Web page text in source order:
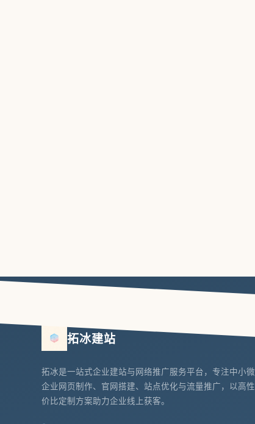
拓冰建站
拓冰是一站式企业建站与网络推广服务平台，专注中小微
企业网页制作、官网搭建、站点优化与流量推广，以高性
价比定制方案助力企业线上获客。